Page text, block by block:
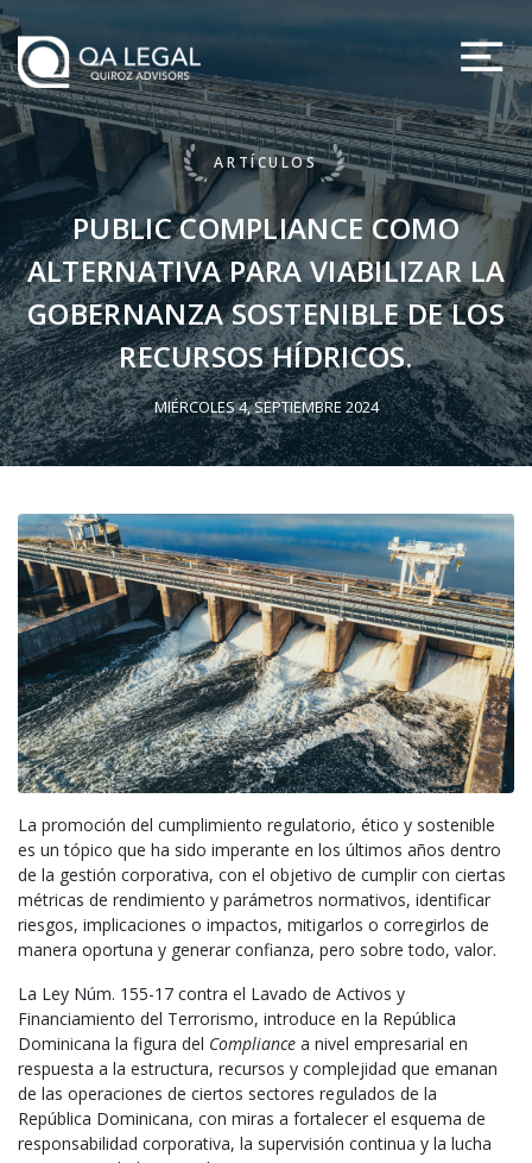
ARTÍCULOS
PUBLIC COMPLIANCE COMO
ALTERNATIVA PARA VIABILIZAR LA
GOBERNANZA SOSTENIBLE DE LOS
RECURSOS HÍDRICOS.
MIÉRCOLES 4, SEPTIEMBRE 2024
La promoción del cumplimiento regulatorio, ético y sostenible
es un tópico que ha sido imperante en los últimos años dentro
de la gestión corporativa, con el objetivo de cumplir con ciertas
métricas de rendimiento y parámetros normativos, identificar
riesgos, implicaciones o impactos, mitigarlos o corregirlos de
manera oportuna y generar confianza, pero sobre todo, valor.
La Ley Núm. 155-17 contra el Lavado de Activos y
Financiamiento del Terrorismo, introduce en la República
Dominicana la figura del Compliance a nivel empresarial en
respuesta a la estructura, recursos y complejidad que emanan
de las operaciones de ciertos sectores regulados de la
República Dominicana, con miras a fortalecer el esquema de
responsabilidad corporativa, la supervisión continua y la lucha